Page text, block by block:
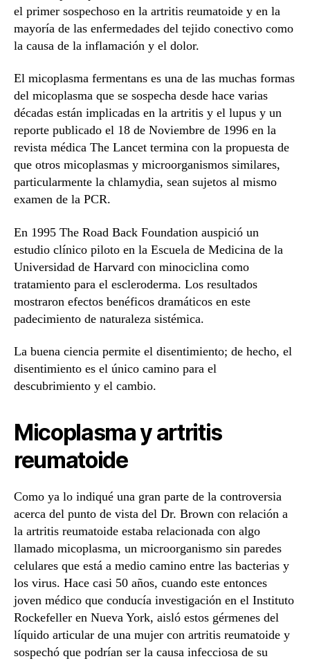
el primer sospechoso en la artritis reumatoide y en la
mayoría de las enfermedades del tejido conectivo como
la causa de la inflamación y el dolor.
El micoplasma fermentans es una de las muchas formas
del micoplasma que se sospecha desde hace varias
décadas están implicadas en la artritis y el lupus y un
reporte publicado el 18 de Noviembre de 1996 en la
revista médica The Lancet termina con la propuesta de
que otros micoplasmas y microorganismos similares,
particularmente la chlamydia, sean sujetos al mismo
examen de la PCR.
En 1995 The Road Back Foundation auspició un
estudio clínico piloto en la Escuela de Medicina de la
Universidad de Harvard con minociclina como
tratamiento para el escleroderma. Los resultados
mostraron efectos benéficos dramáticos en este
padecimiento de naturaleza sistémica.
La buena ciencia permite el disentimiento; de hecho, el
disentimiento es el único camino para el
descubrimiento y el cambio.
Micoplasma y artritis
reumatoide
Como ya lo indiqué una gran parte de la controversia
acerca del punto de vista del Dr. Brown con relación a
la artritis reumatoide estaba relacionada con algo
llamado micoplasma, un microorganismo sin paredes
celulares que está a medio camino entre las bacterias y
los virus. Hace casi 50 años, cuando este entonces
joven médico que conducía investigación en el Instituto
Rockefeller en Nueva York, aisló estos gérmenes del
líquido articular de una mujer con artritis reumatoide y
sospechó que podrían ser la causa infecciosa de su